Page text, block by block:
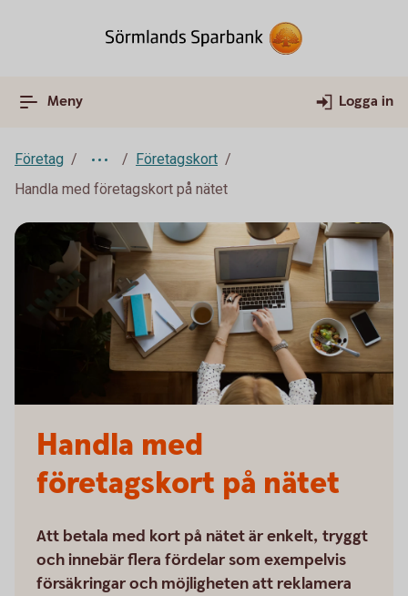
Meny Logga in
Företag
Företagskort
Handla med företagskort på nätet
Handla med
företagskort på nätet
Att betala med kort på nätet är enkelt, tryggt
och innebär flera fördelar som exempelvis
försäkringar och möjligheten att reklamera